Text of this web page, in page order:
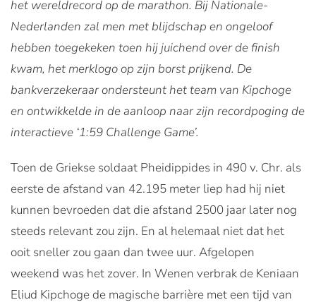
het wereldrecord op de marathon. Bij Nationale-
Nederlanden zal men met blijdschap en ongeloof
hebben toegekeken toen hij juichend over de finish
kwam, het merklogo op zijn borst prijkend. De
bankverzekeraar ondersteunt het team van Kipchoge
en ontwikkelde in de aanloop naar zijn recordpoging de
interactieve ‘1:59 Challenge Game’.
Toen de Griekse soldaat Pheidippides in 490 v. Chr. als
eerste de afstand van 42.195 meter liep had hij niet
kunnen bevroeden dat die afstand 2500 jaar later nog
steeds relevant zou zijn. En al helemaal niet dat het
ooit sneller zou gaan dan twee uur. Afgelopen
weekend was het zover. In Wenen verbrak de Keniaan
Eliud Kipchoge de magische barrière met een tijd van